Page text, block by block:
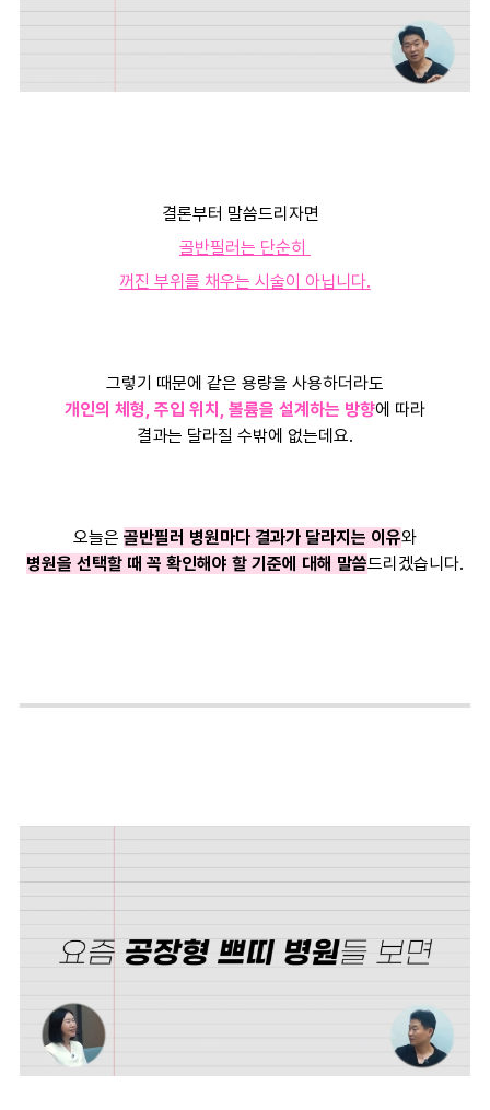
결론부터 말씀드리자면
골반필러는 단순히
꺼진 부위를 채우는 시술이 아닙니다.
그렇기 때문에 같은 용량을 사용하더라도
개인의 체형, 주입 위치, 볼륨을 설계하는 방향에 따라
결과는 달라질 수밖에 없는데요.
오늘은 골반필러 병원마다 결과가 달라지는 이유와
병원을 선택할 때 꼭 확인해야 할 기준에 대해 말씀드리겠습니다.